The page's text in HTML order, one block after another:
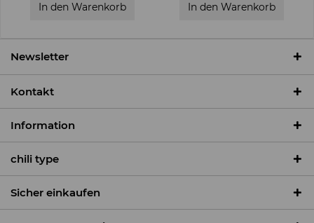
In den Warenkorb In den Warenkorb
Newsletter
Kontakt
Information
chili type
Sicher einkaufen